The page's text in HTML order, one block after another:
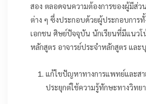
สอง ตลอดจนความต้องการของผู้มีส่ว
ต่าง ๆ ซึ่งประกอบด้วยผู้ประกอบการทั้
เอกชน ศิษย์ปัจจุบัน นักเรียนที่มีแนวโ
หลักสูตร อาจารย์ประจำหลักสูตร แล
แก้ไขปัญหาทางการแพทย์และส
ประยุกต์ใช้ความรู้ทักษะทางวิทย